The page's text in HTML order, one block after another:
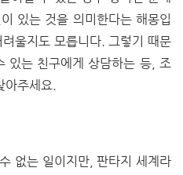
있는 것을 의미한다는 해몽입
울지도 모릅니다. 그렇기 때문
있는 친구에게 상담하는 등, 조
아주세요.
없는 일이지만, 판타지 세계라